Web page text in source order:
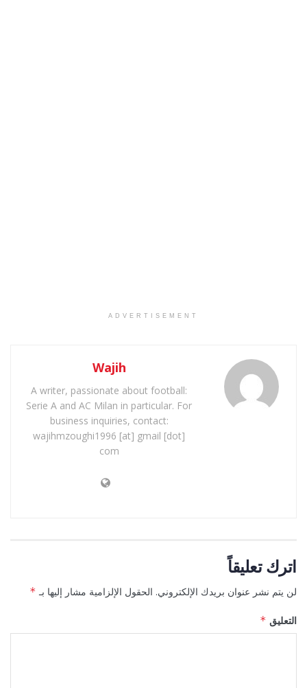
ADVERTISEMENT
Wajih
A writer, passionate about football:
Serie A and AC Milan in particular. For
business inquiries, contact:
wajihmzoughi1996 [at] gmail [dot]
com
اترك تعليقاً
لن يتم نشر عنوان بريدك الإلكتروني. الحقول الإلزامية مشار إليها بـ *
التعليق *